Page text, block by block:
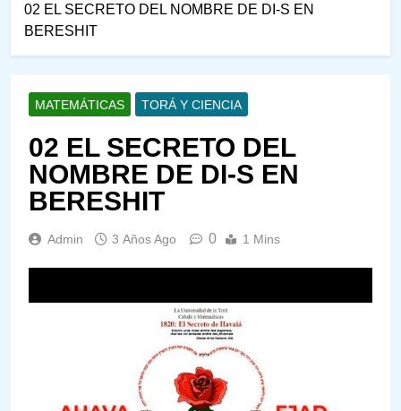
02 EL SECRETO DEL NOMBRE DE DI-S EN
BERESHIT
MATEMÁTICAS TORÁ Y CIENCIA
02 EL SECRETO DEL
NOMBRE DE DI-S EN
BERESHIT
Admin 3 Años Ago 0 1 Mins